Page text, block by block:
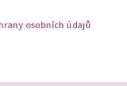
osobních údajů